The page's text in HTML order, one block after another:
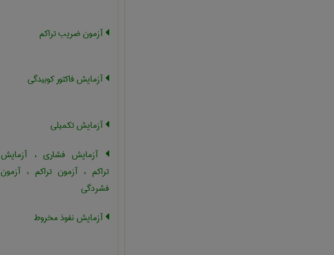
آزمون ضریب تراکم
آزمایش فاکتور کوبیدگی
آزمایش تکمیلی
آزمایش فشاری ، آزمایش
تراکم ، آزمون تراکم ، آزمون
فشردگی
آزمایش نفوذ مخروط